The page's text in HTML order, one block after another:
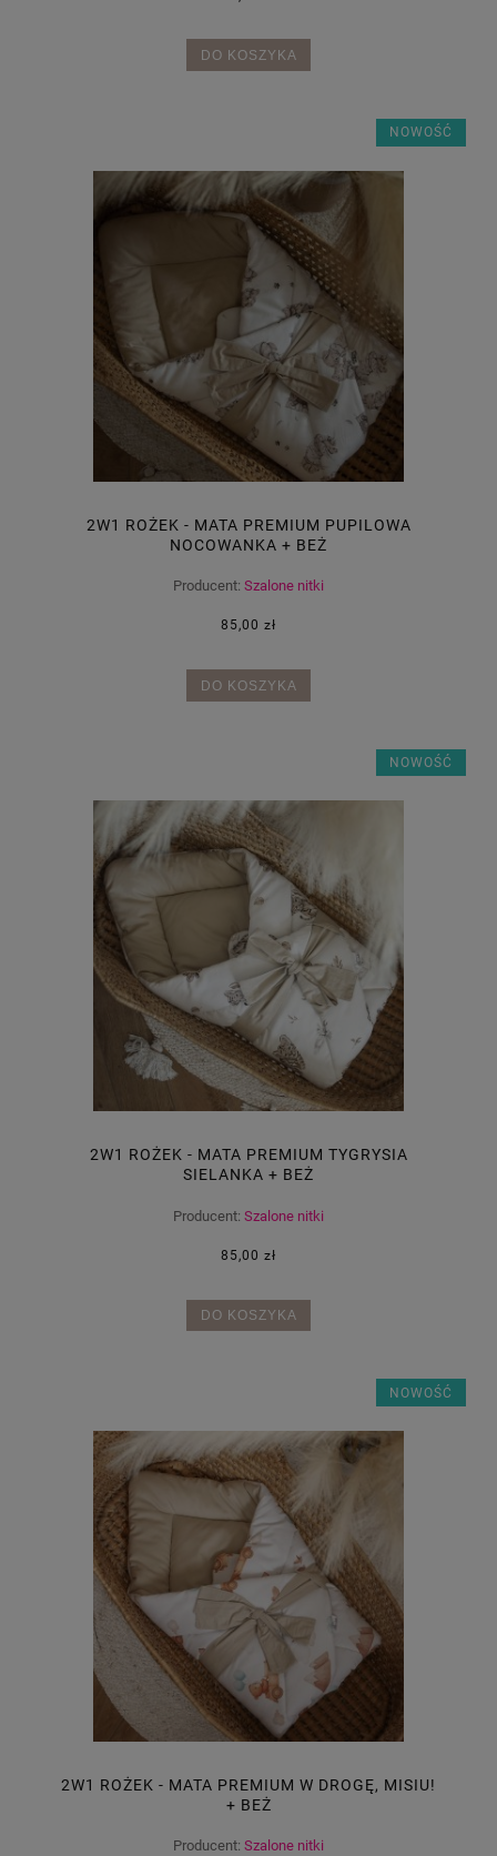
DO KOSZYKA
2W1 ROŻEK - MATA PREMIUM PUPILOWA
NOCOWANKA + BEŻ
Producent: Szalone nitki
85,00 zł
DO KOSZYKA
NOWOŚĆ
2W1 ROŻEK - MATA PREMIUM TYGRYSIA
SIELANKA + BEŻ
Producent: Szalone nitki
85,00 zł
DO KOSZYKA
NOWOŚĆ
2W1 ROŻEK - MATA PREMIUM W DROGĘ, MISIU!
+ BEŻ
Producent: Szalone nitki
NOWOŚĆ